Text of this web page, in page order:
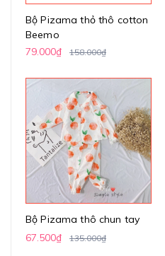
Bộ Pizama thỏ thô cotton
Beemo
79.000₫
158.000₫
Bộ Pizama thô chun tay
67.500₫
135.000₫